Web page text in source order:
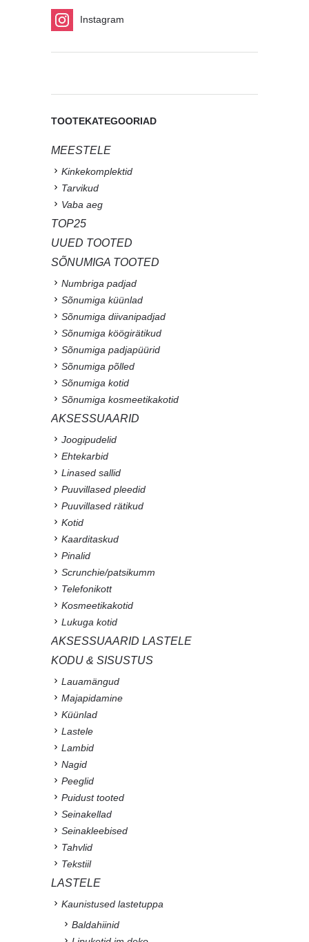
Instagram
TOOTEKATEGOORIAD
MEESTELE
Kinkekomplektid
Tarvikud
Vaba aeg
TOP25
UUED TOOTED
SÕNUMIGA TOOTED
Numbriga padjad
Sõnumiga küünlad
Sõnumiga diivanipadjad
Sõnumiga köögirätikud
Sõnumiga padjapüürid
Sõnumiga põlled
Sõnumiga kotid
Sõnumiga kosmeetikakotid
AKSESSUAARID
Joogipudelid
Ehtekarbid
Linased sallid
Puuvillased pleedid
Puuvillased rätikud
Kotid
Kaarditaskud
Pinalid
Scrunchie/patsikumm
Telefonikott
Kosmeetikakotid
Lukuga kotid
AKSESSUAARID LASTELE
KODU & SISUSTUS
Lauamängud
Majapidamine
Küünlad
Lastele
Lambid
Nagid
Peeglid
Puidust tooted
Seinakellad
Seinakleebised
Tahvlid
Tekstiil
LASTELE
Kaunistused lastetuppa
Baldahiinid